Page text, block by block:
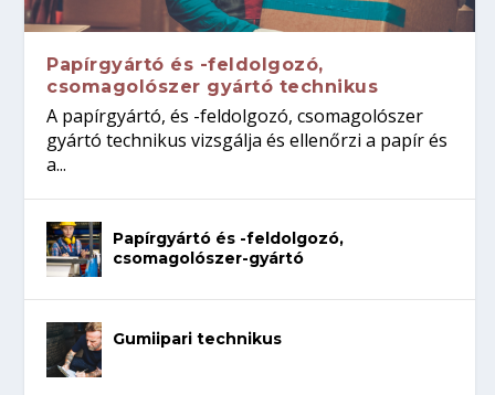
Papírgyártó és -feldolgozó,
csomagolószer gyártó technikus
A papírgyártó, és -feldolgozó, csomagolószer
gyártó technikus vizsgálja és ellenőrzi a papír és
a...
Papírgyártó és -feldolgozó,
csomagolószer-gyártó
Gumiipari technikus